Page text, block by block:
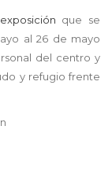
exposición que se
al 26 de mayo
del centro y
y refugio frente